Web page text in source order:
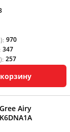
970
347
257
Airy